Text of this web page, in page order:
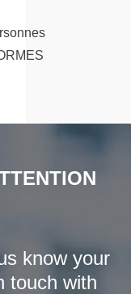
know your
touch with